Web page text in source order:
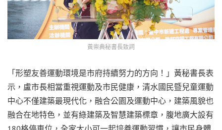
黃崇典秘書長致詞
「形塑友善運動環境是市府持續努力的方向！」黃秘書長表
示，盧市長相當重視運動及市民健康，清水國民暨兒童運動
中心不僅建築最現代化，融合公園及運動中心，建築風貌也
融合在地特色，並有綠建築及智慧建築標章，腹地廣大設有